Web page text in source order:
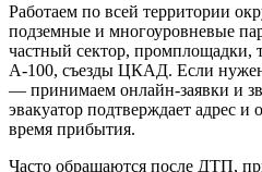
Работаем по всей территории
подземные и многоуровневые
частный сектор, промплощадки,
А‑100, съезды ЦКАД. Если
— принимаем онлайн-заявки и
эвакуатор подтверждает адрес и
время прибытия.
Часто обращаются после ДТП,